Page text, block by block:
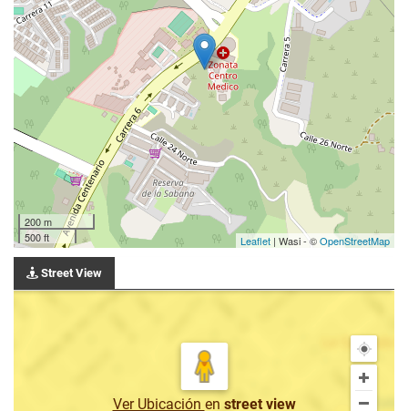
200 m
500 ft
Leaflet | Wasi - ©OpenStreetMap
Street View
Ver Ubicación en street view